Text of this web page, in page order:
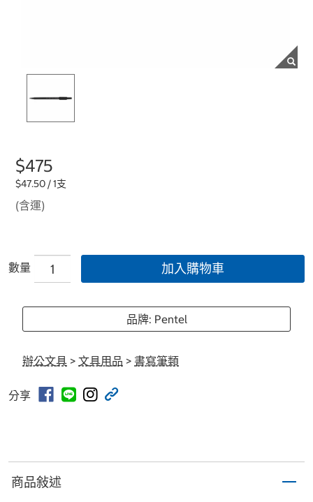
$475
$47.50 / 1支
(含運)
數量 加入購物車
品牌: Pentel
辦公文具 > 文具用品 > 書寫筆類
分享
商品敍述